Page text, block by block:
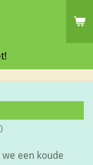
een koude